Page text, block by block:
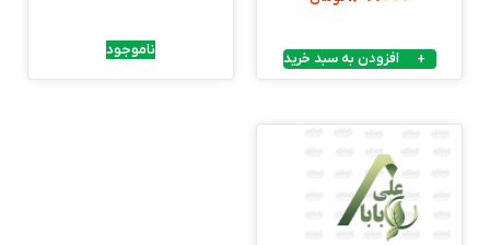
افزودن به سبد خرید ناموجود